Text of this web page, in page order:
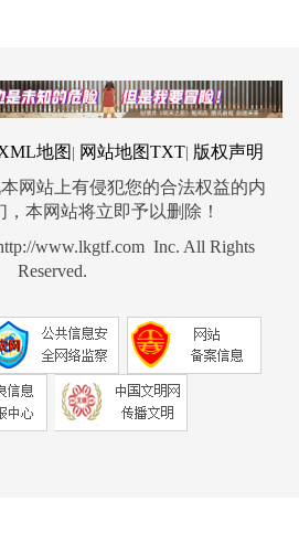
地图 网站地图TXT 版权声明
网站上有侵犯您的合法权益的内
本网站将立即予以删除！
www.lkgtf.com Inc. All Rights
Reserved.